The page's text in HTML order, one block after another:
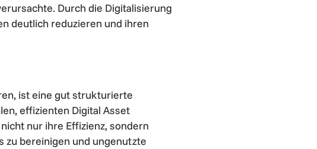
Durch die Digitalisierung
deutlich reduzieren und ihren
ist eine gut strukturierte
effizienten Digital Asset
nur ihre Effizienz, sondern
zu bereinigen und ungenutzte